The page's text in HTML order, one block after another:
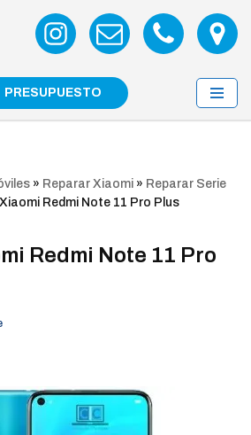
PRESUPUESTO
» Reparar Xiaomi » Reparar Serie
Redmi Note 11 Pro Plus
Redmi Note 11 Pro